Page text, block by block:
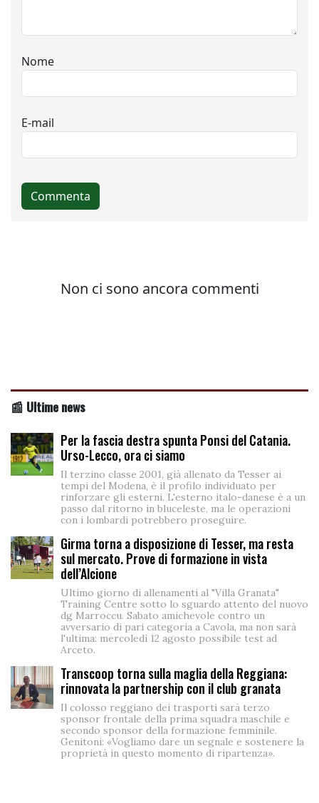
📰 Ultime news
Per la fascia destra spunta Ponsi del Catania.
Urso-Lecco, ora ci siamo
Il terzino classe 2001, già allenato da Tesser ai
tempi del Modena, è il profilo individuato per
rinforzare gli esterni. L'esterno italo-danese è a un
passo dal ritorno in bluceleste, ma le operazioni
con i lombardi potrebbero proseguire.
Girma torna a disposizione di Tesser, ma resta
sul mercato. Prove di formazione in vista
dell’Alcione
Ultimo giorno di allenamenti al "Villa Granata"
Training Centre sotto lo sguardo attento del nuovo
dg Marroccu. Sabato amichevole contro un
avversario di pari categoria a Cavola, ma non sarà
l'ultima: mercoledì 12 agosto possibile test ad
Arceto.
Transcoop torna sulla maglia della Reggiana:
rinnovata la partnership con il club granata
Il colosso reggiano dei trasporti sarà terzo
sponsor frontale della prima squadra maschile e
secondo sponsor della formazione femminile.
Genitoni: «Vogliamo dare un segnale e sostenere la
proprietà in questo momento di ripartenza».